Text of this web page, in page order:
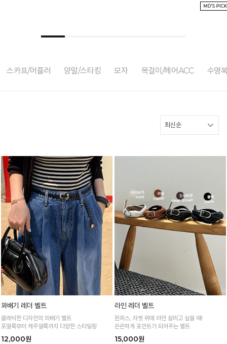
스카프/머플러 양말/스타킹 모자 목걸이/헤어ACC 수영
꽈배기 레더 벨트
클래식한 디자인의 꽈배기 벨트
포멀룩부터 캐주얼룩까지 다양한 스타일링
12,000원
라인 레더 벨트
원피스, 자켓 위에 라인 살리고 싶을 때!
은은하게 포인트가 되어주는 벨트
15,000원